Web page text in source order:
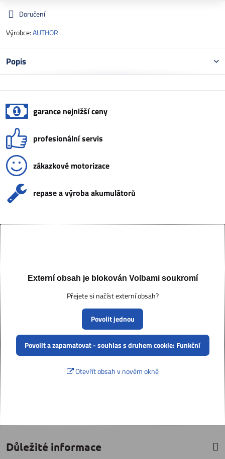
Doručení
Výrobce:AUTHOR
Popis
garance nejnižší ceny
profesionální servis
zákazkové motorizace
repase a výroba akumulátorů
Externí obsah je blokován Volbami soukromí
Přejete si načíst externí obsah?
Povolit jednou
Povolit a zapamatovat - souhlas s druhem cookie: Funkční
Otevřít obsah v novém okně
Důležité informace